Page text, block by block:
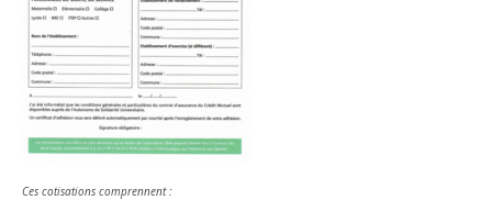
Ces cotisations comprennent :